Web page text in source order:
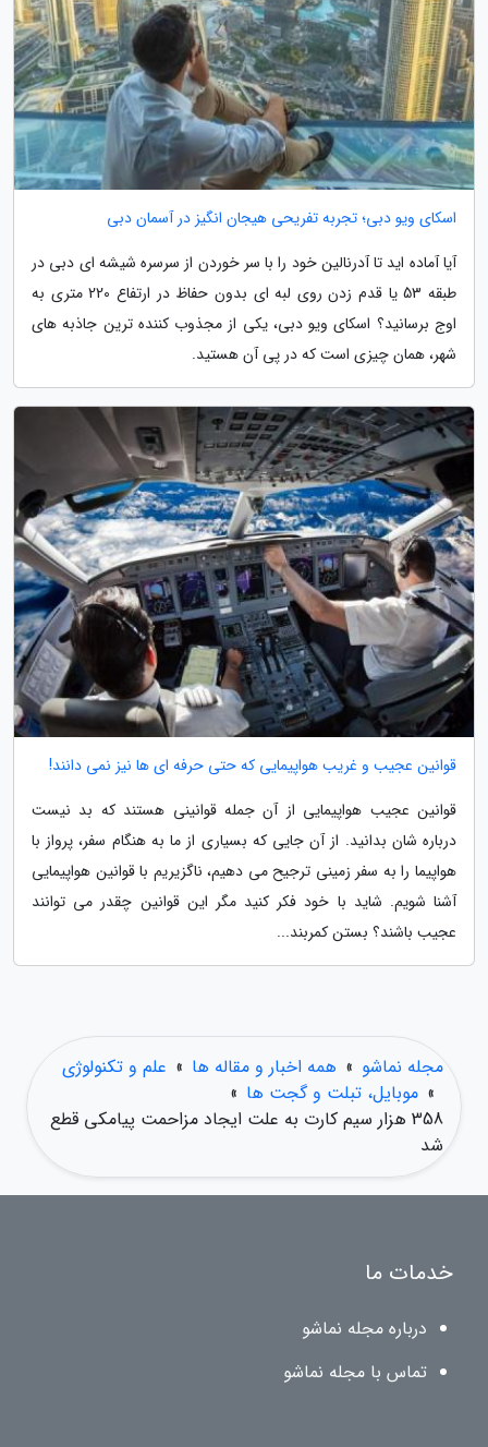
اسکای ویو دبی؛ تجربه تفریحی هیجان انگیز در آسمان دبی
آیا آماده اید تا آدرنالین خود را با سر خوردن از سرسره شیشه ای دبی در
طبقه 53 یا قدم زدن روی لبه ای بدون حفاظ در ارتفاع 220 متری به
اوج برسانید؟ اسکای ویو دبی، یکی از مجذوب کننده ترین جاذبه های
شهر، همان چیزی است که در پی آن هستید.
قوانین عجیب و غریب هواپیمایی که حتی حرفه ای ها نیز نمی دانند!
قوانین عجیب هواپیمایی از آن جمله قوانینی هستند که بد نیست
درباره شان بدانید. از آن جایی که بسیاری از ما به هنگام سفر، پرواز با
هواپیما را به سفر زمینی ترجیح می دهیم، ناگزیریم با قوانین هواپیمایی
آشنا شویم. شاید با خود فکر کنید مگر این قوانین چقدر می توانند
عجیب باشند؟ بستن کمربند...
مجله نماشو » همه اخبار و مقاله ها » علم و تکنولوژی
» موبایل، تبلت و گجت ها »
358 هزار سیم کارت به علت ایجاد مزاحمت پیامکی قطع
شد
خدمات ما
درباره مجله نماشو
تماس با مجله نماشو